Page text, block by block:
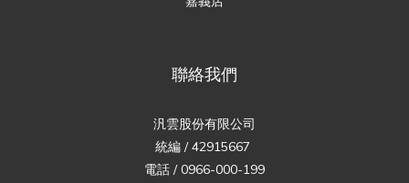
聯絡我們
汎雲股份有限公司
統編 / 42915667
電話 / 0966-000-199